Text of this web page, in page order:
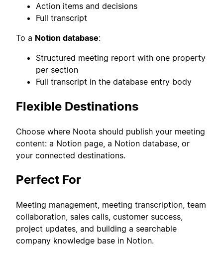
Action items and decisions
Full transcript
To a Notion database:
Structured meeting report with one property
per section
Full transcript in the database entry body
Flexible Destinations
Choose where Noota should publish your meeting
content: a Notion page, a Notion database, or
your connected destinations.
Perfect For
Meeting management, meeting transcription, team
collaboration, sales calls, customer success,
project updates, and building a searchable
company knowledge base in Notion.